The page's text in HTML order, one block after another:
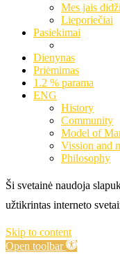
Mes jais
Lieporiečiai
Pasiekimai
Dienynas
Priėmimas
1.2 % parama
ENG
History
Community
Model of
Vission and
Philosophy
Ši svetainė naudoja
užtikrintas interneto
Skip to content
Open toolbar